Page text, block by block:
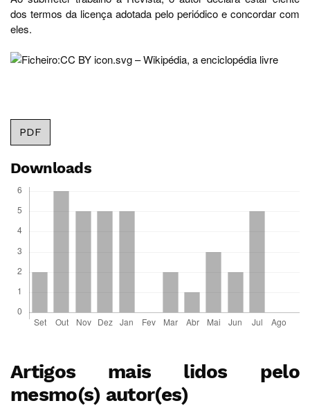
dos termos da licença adotada pelo periódico e concordar com
eles.
PDF
Downloads
Artigos mais lidos pelo
mesmo(s) autor(es)